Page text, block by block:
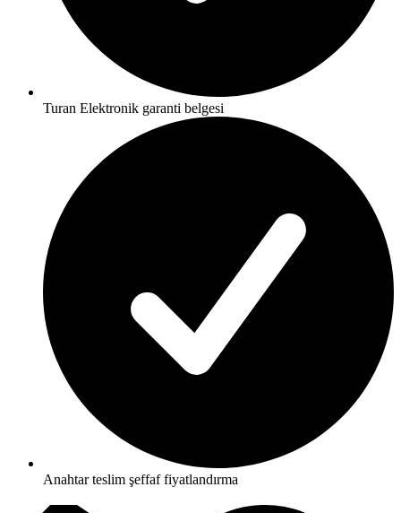
Turan Elektronik garanti belgesi
Anahtar teslim şeffaf fiyatlandırma